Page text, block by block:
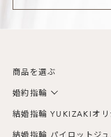
商品を選ぶ
婚約指輪
結婚指輪 YUKIZAKIオリ